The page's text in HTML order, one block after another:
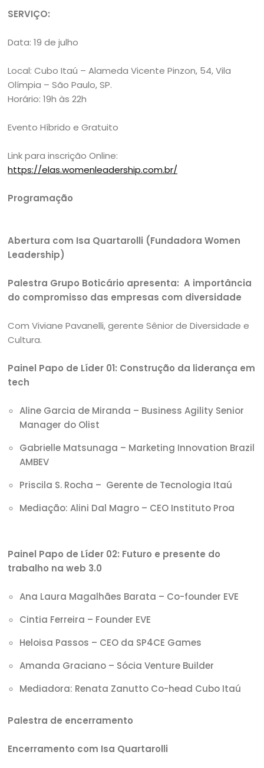
SERVIÇO:
Data: 19 de julho
Local: Cubo Itaú – Alameda Vicente Pinzon, 54, Vila
Olímpia – São Paulo, SP.
Horário: 19h às 22h
Evento Híbrido e Gratuito
Link para inscrição Online:
https://elas.womenleadership.com.br/
Programação
Abertura com Isa Quartarolli (Fundadora Women
Leadership)
Palestra Grupo Boticário apresenta: A importância
do compromisso das empresas com diversidade
Com Viviane Pavanelli, gerente Sênior de Diversidade e
Cultura.
Painel Papo de Líder 01: Construção da liderança em
tech
Aline Garcia de Miranda – Business Agility Senior
Manager do Olist
Gabrielle Matsunaga – Marketing Innovation Brazil
AMBEV
Priscila S. Rocha – Gerente de Tecnologia Itaú
Mediação: Alini Dal Magro – CEO Instituto Proa
Painel Papo de Líder 02: Futuro e presente do
trabalho na web 3.0
Ana Laura Magalhães Barata – Co-founder EVE
Cintia Ferreira – Founder EVE
Heloisa Passos – CEO da SP4CE Games
Amanda Graciano – Sócia Venture Builder
Mediadora: Renata Zanutto Co-head Cubo Itaú
Palestra de encerramento
Encerramento com Isa Quartarolli